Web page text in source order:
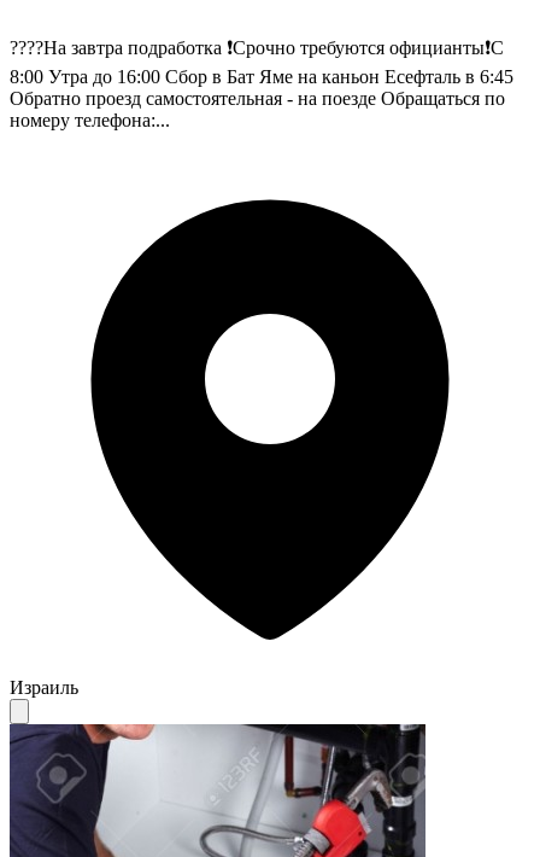
????На завтра подработка ❗️Срочно требуются официанты❗️С
8:00 Утра до 16:00 Сбор в Бат Яме на каньон Есефталь в 6:45
Обратно проезд самостоятельная - на поезде Обращаться по
номеру телефона:...
Израиль